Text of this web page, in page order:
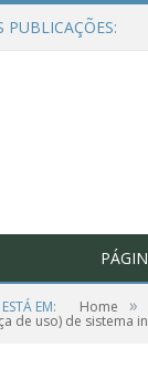
PUBLICAÇÕES:
EM: Home »
de uso) de sistema